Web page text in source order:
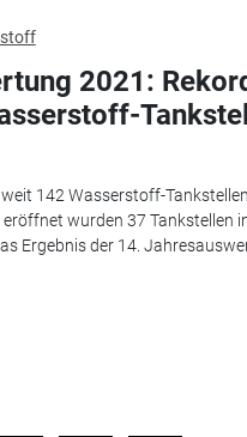
2021:
142 Wasserstoff-
eröffnet wurden 37 Tankstellen
Ergebnis der 14.